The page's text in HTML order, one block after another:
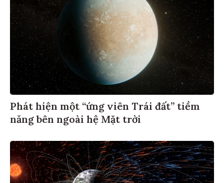
Phát hiện một “ứng viên Trái đất” tiềm
năng bên ngoài hệ Mặt trời